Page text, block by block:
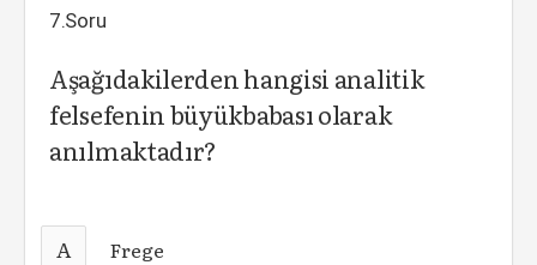
7.Soru
Aşağıdakilerden hangisi analitik
felsefenin büyükbabası olarak
anılmaktadır?
A Frege